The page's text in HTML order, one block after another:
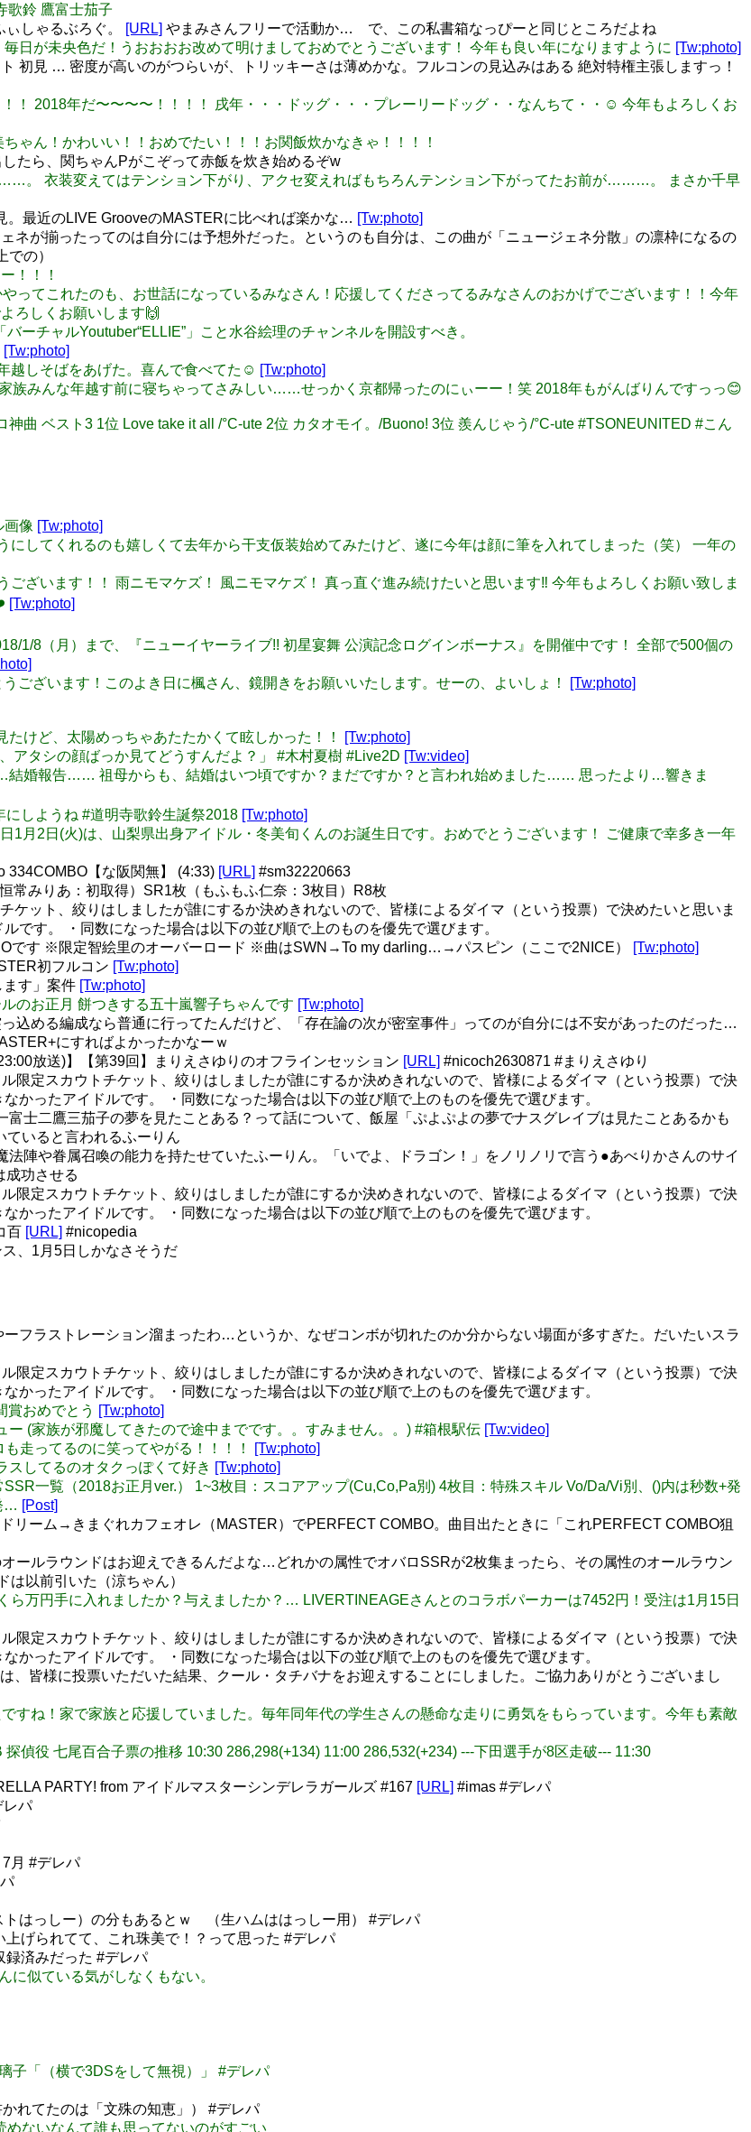
歌鈴 鷹富士茄子
しゃるぶろぐ。 [URL] やまみさんフリーで活動か… で、この私書箱なっぴーと同じところだよね
日が未央色だ！うおおおお改めて明けましておめでとうございます！ 今年も良い年になりますように [Tw:photo]
初見 … 密度が高いのがつらいが、トリッキーさは薄めかな。フルコンの見込みはある 絶対特権主張しますっ！
！ 2018年だ〜〜〜〜！！！！ 戌年・・・ドッグ・・・プレーリードッグ・・なんちて・・☺️ 今年もよろしくお
ゃん！かわいい！！おめでたい！！！お関飯炊かなきゃ！！！！
たら、関ちゃんPがこぞって赤飯を炊き始めるぞw
衣装変えてはテンション下がり、アクセ変えればもちろんテンション下がってたお前が………。 まさか千早
。最近のLIVE GrooveのMASTERに比べれば楽かな… [Tw:photo]
ネが揃ったってのは自分には予想外だった。というのも自分は、この曲が「ニュージェネ分散」の凛枠になるの
の）
！！！
ってこれたのも、お世話になっているみなさん！応援してくださってるみなさんのおかげでございます！！今年
ろしくお願いします🙌
ーチャルYoutuber“ELLIE”」こと水谷絵理のチャンネルを開設すべき。
[Tw:photo]
越しそばをあげた。喜んで食べてた☺ [Tw:photo]
族みんな年越す前に寝ちゃってさみしい……せっかく京都帰ったのにぃーー！笑 2018年もがんばりんですっっ😊
曲 ベスト3 1位 Love take it all /°C-ute 2位 カタオモイ。/Buono! 3位 羨んじゃう/°C-ute #TSONEUNITED #こん
画像 [Tw:photo]
にしてくれるのも嬉しくて去年から干支仮装始めてみたけど、遂に今年は顔に筆を入れてしまった（笑） 一年の
ございます！！ 雨ニモマケズ！ 風ニモマケズ！ 真っ直ぐ進み続けたいと思います‼️ 今年もよろしくお願い致しま
[Tw:photo]
1/8（月）まで、『ニューイヤーライブ!! 初星宴舞 公演記念ログインボーナス』を開催中です！ 全部で500個の
ございます！このよき日に楓さん、鏡開きをお願いいたします。せーの、よいしょ！ [Tw:photo]
けど、太陽めっちゃあたたかくて眩しかった！！ [Tw:photo]
タシの顔ばっか見てどうすんだよ？」 #木村夏樹 #Live2D [Tw:video]
婚報告…… 祖母からも、結婚はいつ頃ですか？まだですか？と言われ始めました…… 思ったより…響きま
しようね #道明寺歌鈴生誕祭2018 [Tw:photo]
1月2日(火)は、山梨県出身アイドル・冬美旬くんのお誕生日です。おめでとうございます！ ご健康で幸多き一年
334COMBO【な阪関無】 (4:33) [URL] #sm32220663
常みりあ：初取得）SR1枚（もふもふ仁奈：3枚目）R8枚
ケット、絞りはしましたが誰にするか決めきれないので、皆様によるダイマ（という投票）で決めたいと思いま
です。 ・同数になった場合は以下の並び順で上のものを優先で選びます。
です ※限定智絵里のオーバーロード ※曲はSWN→To my darling…→パスピン（ここで2NICE） [Tw:photo]
初フルコン [Tw:photo]
す」案件 [Tw:photo]
のお正月 餅つきする五十嵐響子ちゃんです [Tw:photo]
込める編成なら普通に行ってたんだけど、「存在論の次が密室事件」ってのが自分には不安があったのだった…
にすればよかったかなーｗ
放送)】【第39回】まりえさゆりのオフラインセッション [URL] #nicoch2630871 #まりえさゆり
限定スカウトチケット、絞りはしましたが誰にするか決めきれないので、皆様によるダイマ（という投票）で決
かったアイドルです。 ・同数になった場合は以下の並び順で上のものを優先で選びます。
士二鷹三茄子の夢を見たことある？って話について、飯屋「ぷよぷよの夢でナスグレイブは見たことあるかも
ていると言われるふーりん
陣や眷属召喚の能力を持たせていたふーりん。「いでよ、ドラゴン！」をノリノリで言う●あべりかさんのサイ
成功させる
限定スカウトチケット、絞りはしましたが誰にするか決めきれないので、皆様によるダイマ（という投票）で決
かったアイドルです。 ・同数になった場合は以下の並び順で上のものを優先で選びます。
百 [URL] #nicopedia
、1月5日しかなさそうだ
フラストレーション溜まったわ…というか、なぜコンボが切れたのか分からない場面が多すぎた。だいたいスラ
限定スカウトチケット、絞りはしましたが誰にするか決めきれないので、皆様によるダイマ（という投票）で決
かったアイドルです。 ・同数になった場合は以下の並び順で上のものを優先で選びます。
賞おめでとう [Tw:photo]
ー (家族が邪魔してきたので途中までです。。すみません。。) #箱根駅伝 [Tw:video]
走ってるのに笑ってやがる！！！！ [Tw:photo]
スしてるのオタクっぽくて好き [Tw:photo]
一覧（2018お正月ver.） 1~3枚目：スコアアップ(Cu,Co,Pa別) 4枚目：特殊スキル Vo/Da/Vi別、()内は秒数+発
… [Post]
リーム→きまぐれカフェオレ（MASTER）でPERFECT COMBO。曲目出たときに「これPERFECT COMBO狙
ールラウンドはお迎えできるんだよな…どれかの属性でオバロSSRが2枚集まったら、その属性のオールラウン
以前引いた（涼ちゃん）
ら万円手に入れましたか？与えましたか？… LIVERTINEAGEさんとのコラボパーカーは7452円！受注は1月15日
限定スカウトチケット、絞りはしましたが誰にするか決めきれないので、皆様によるダイマ（という投票）で決
かったアイドルです。 ・同数になった場合は以下の並び順で上のものを優先で選びます。
、皆様に投票いただいた結果、クール・タチバナをお迎えすることにしました。ご協力ありがとうございまし
すね！家で家族と応援していました。毎年同年代の学生さんの懸命な走りに勇気をもらっています。今年も素敵
偵役 七尾百合子票の推移 10:30 286,298(+134) 11:00 286,532(+234) ---下田選手が8区走破--- 11:30
PARTY! from アイドルマスターシンデレラガールズ #167 [URL] #imas #デレパ
レパ
月 #デレパ
トはっしー）の分もあるとｗ （生ハムははっしー用） #デレパ
げられてて、これ珠美で！？って思った #デレパ
録済みだった #デレパ
に似ている気がしなくもない。
子「（横で3DSをして無視）」 #デレパ
れてたのは「文殊の知恵」） #デレパ
ないなんて誰も思ってないのがすごい